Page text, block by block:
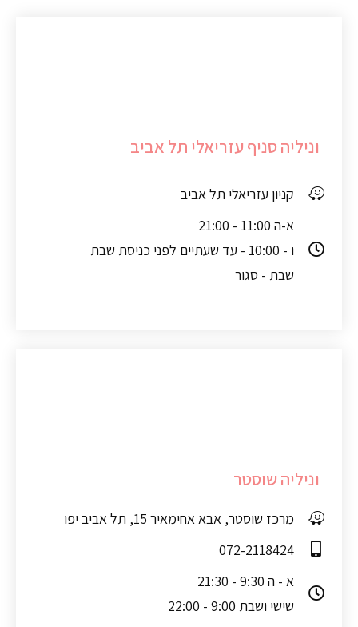
וניליה סניף עזריאלי תל אביב
קניון עזריאלי תל אביב
א-ה 11:00 - 21:00
ו - 10:00 - עד שעתיים לפני כניסת שבת
שבת - סגור
וניליה שוסטר
מרכז שוסטר, אבא אחימאיר 15, תל אביב יפו
072-2118424
א - ה 9:30 - 21:30
שישי ושבת 9:00 - 22:00